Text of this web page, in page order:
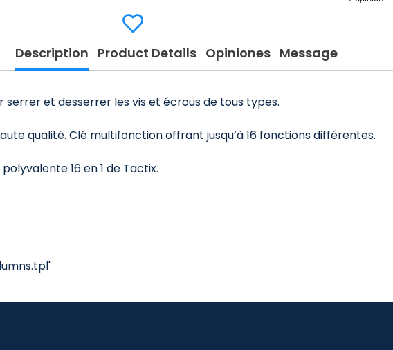
Description Product Details Opiniones Message
serrer et desserrer les vis et écrous de tous types.
qualité. Clé multifonction offrant jusqu’à 16 fonctions différentes.
16 en 1 de Tactix.